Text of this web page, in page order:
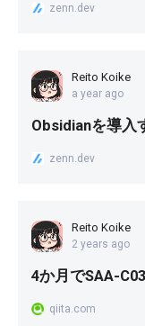
zenn.dev
Reito Koike
a year ago
Obsidianを導入
zenn.dev
Reito Koike
2 years ago
4か月でSAA-
qiita.com